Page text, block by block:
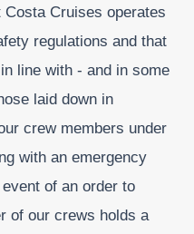
Cruises operates
regulations and that
line with - and in some
laid down in
crew members under
with an emergency
of an order to
of our crews holds a